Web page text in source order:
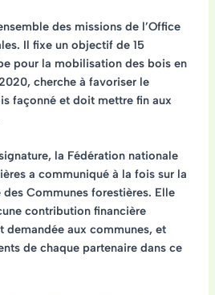
des missions de l’Office
Il fixe un objectif de 15
pour la mobilisation des bois en
cherche à favoriser le
façonné et doit mettre fin aux
la Fédération nationale
a communiqué à la fois sur la
Communes forestières. Elle
contribution financière
demandée aux communes, et
de chaque partenaire dans ce